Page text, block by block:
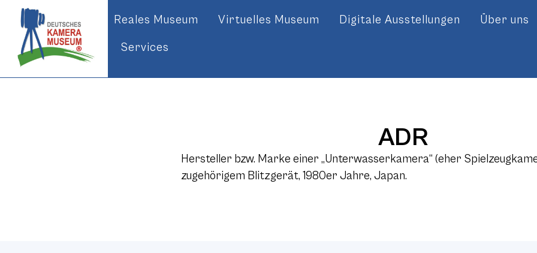
Reales Museum Virtuelles Museum Digitale Ausstellungen Über uns
Services
ADR
Hersteller bzw. Marke einer „Unterwasserkamera“ (eher
zugehörigem Blitzgerät, 1980er Jahre, Japan.